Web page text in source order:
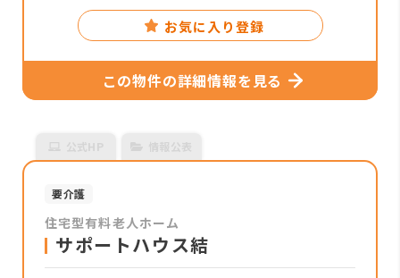
お気に入り登録
この物件の詳細情報を見る
要介護
住宅型有料老人ホーム
サポートハウス結